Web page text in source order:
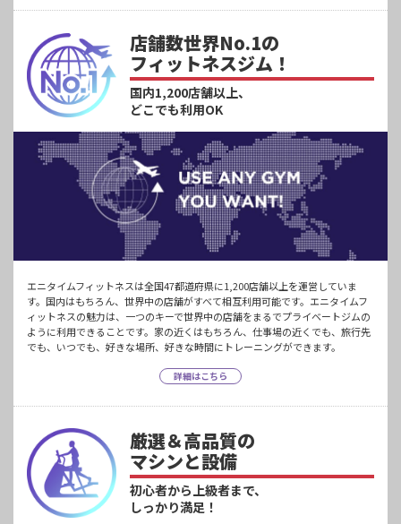
店舗数世界No.1の
フィットネスジム！
国内1,200店舗以上、
どこでも利用OK
エニタイムフィットネスは全国47都道府県に1,200店舗以上を運営していま
す。国内はもちろん、世界中の店舗がすべて相互利用可能です。エニタイムフ
ィットネスの魅力は、一つのキーで世界中の店舗をまるでプライベートジムの
ように利用できることです。家の近くはもちろん、仕事場の近くでも、旅行先
でも、いつでも、好きな場所、好きな時間にトレーニングができます。
詳細はこちら
厳選＆高品質の
マシンと設備
初心者から上級者まで、
しっかり満足！